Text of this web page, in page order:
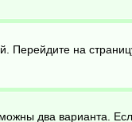
Перейдите на
два варианта.